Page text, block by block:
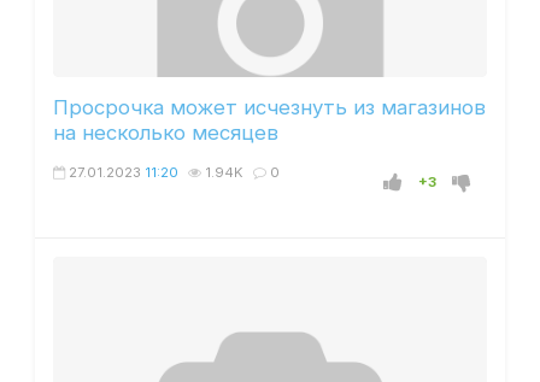
Просрочка может исчезнуть из магазинов
на несколько месяцев
+3
27.01.2023 11:20 1.94K 0